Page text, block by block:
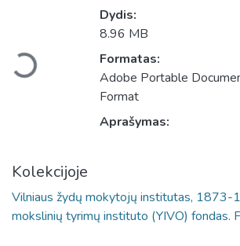
Įkeliama...
Dydis:
8.96 MB
Formatas:
Adobe Portable
Format
Aprašymas:
Kolekcijoje
Vilniaus žydų mokytojų institutas, 1873-
mokslinių tyrimų instituto (YIVO) fondas.